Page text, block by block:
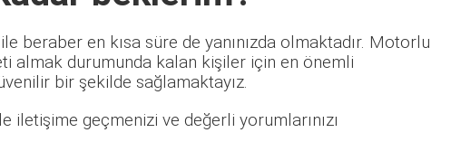
beraber en kısa süre de yanınızda olmaktadır. Motorlu
almak durumunda kalan kişiler için en önemli
bir şekilde sağlamaktayız.
geçmenizi ve değerli yorumlarınızı